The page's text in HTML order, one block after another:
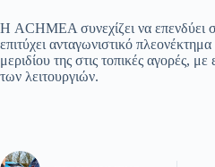
Η ACHMEA συνεχίζει να επενδύει
επιτύχει ανταγωνιστικό
μεριδίου της στις τοπικές αγορές,
των λειτουργιών.